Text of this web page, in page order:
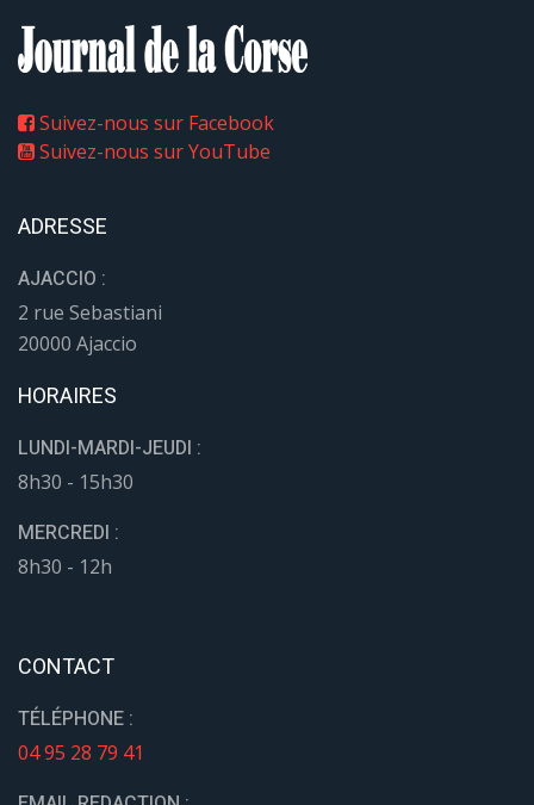
Suivez-nous sur YouTube
ADRESSE
AJACCIO :
2 rue Sebastiani
HORAIRES
LUNDI-MARDI-JEUDI :
8h30 - 15h30
CONTACT
TÉLÉPHONE :